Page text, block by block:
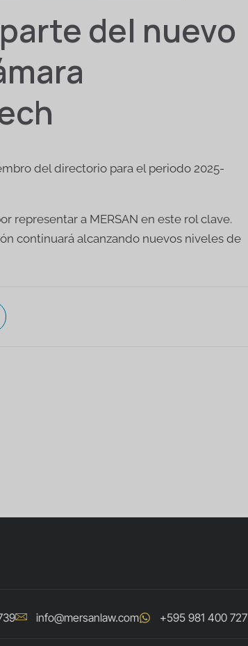
del nuevo
del directorio para el periodo 2025-
representar a MERSAN en este rol clave.
continuará alcanzando nuevos niveles de
info@mersanlaw.com +595 981 400 727